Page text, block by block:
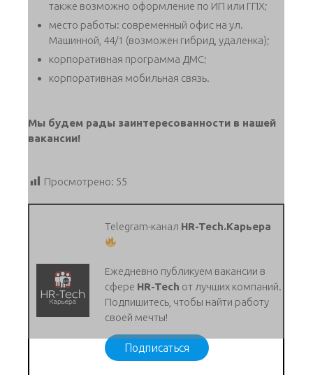
также возможно оформление по ИП или ГПХ;
место работы: современный офис на ул.
Машинной, 44/1 (возможен гибрид, удаленка);
корпоративная программа ДМС;
корпоративная мобильная связь.
Мы будем рады заинтересованности в нашей
вакансии!
Просмотрено: 55
Telegram-канал HR-Tech.Карьера
Ежедневно публикуем вакансии в
сфере HR-Tech от лучших компаний.
Подпишитесь, чтобы найти работу
своей мечты!
Подписаться